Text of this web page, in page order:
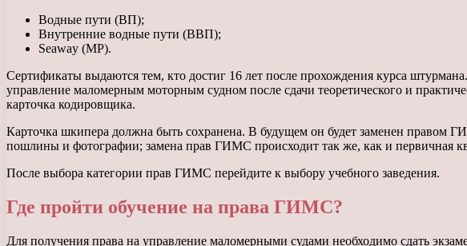
Водные пути (ВП);
Внутренние водные пути (ВВП);
Seaway (MP).
Сертификаты выдаются тем, кто достиг 16 лет после прохождения курса
управление маломерным моторным судном после сдачи теоретического и
карточка кодировщика.
Карточка шкипера должна быть сохранена. В будущем он будет заменен
пошлины и фотографии; замена прав ГИМС происходит так же, как и первичная
После выбора категории прав ГИМС перейдите к выбору учебного заведения.
Где пройти обучение на права ГИМС?
Для получения права на управление маломерными судами необходимо сдать